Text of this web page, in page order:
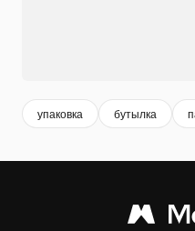
упаковка бутылка